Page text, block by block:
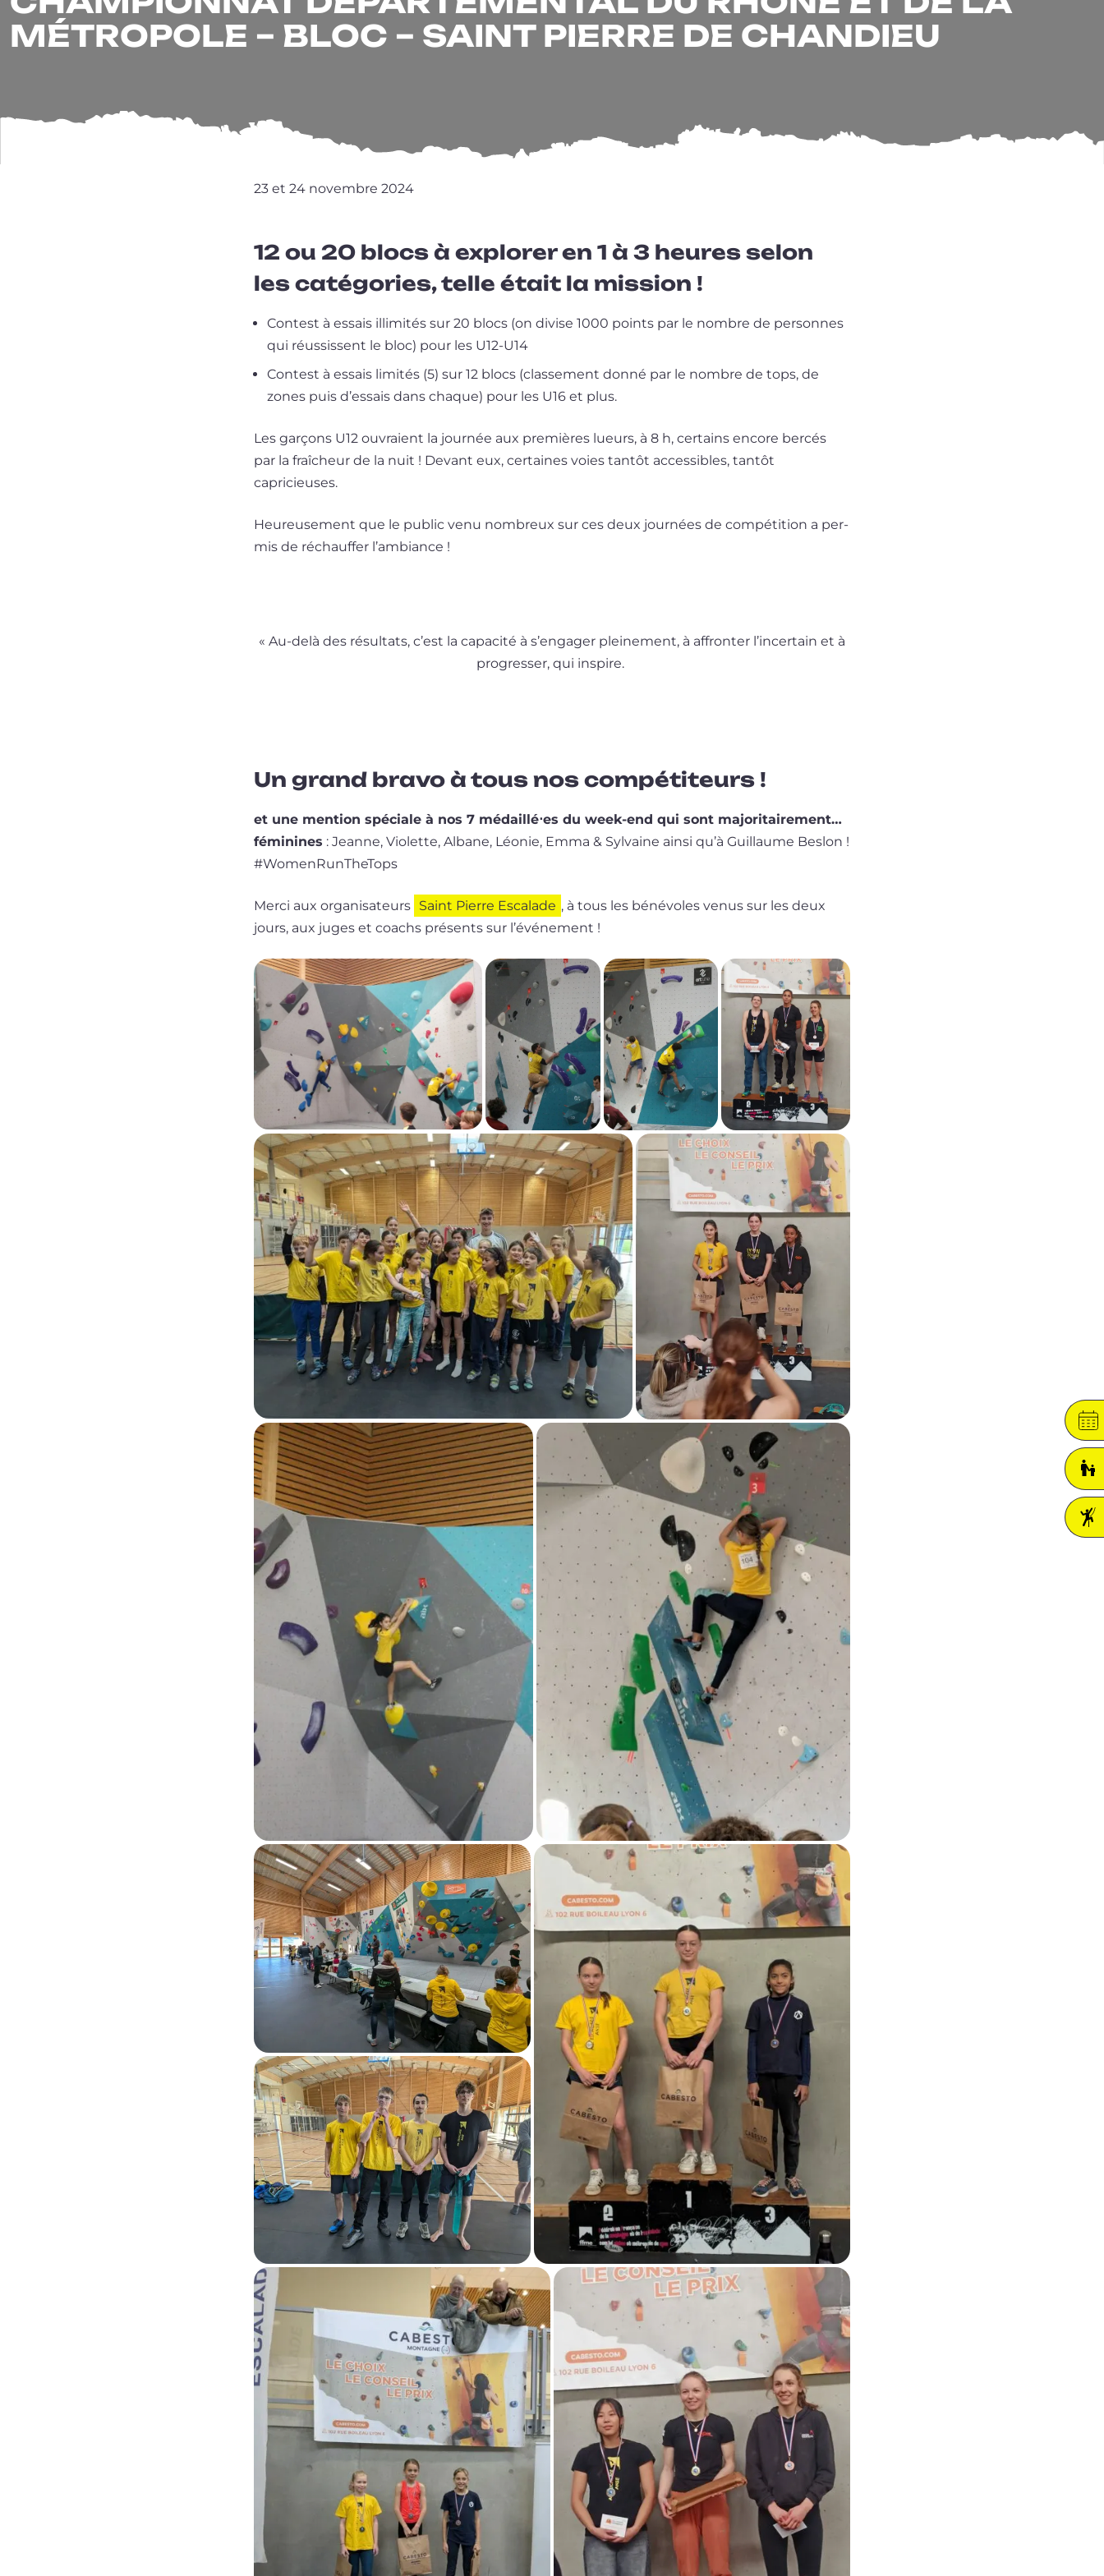
MÉTROPOLE – BLOC – SAINT PIERRE DE CHANDIEU
23 et 24 novembre 2024
12 ou 20 blocs à explorer en 1 à 3 heures selon
les catégories, telle était la mission !
Contest à essais illi­mi­tés sur 20 blocs (on divise 1000 points par le nombre de per­sonnes
qui réus­sissent le bloc) pour les U12-U14
Contest à essais limi­tés (5) sur 12 blocs (clas­se­ment don­né par le nombre de tops, de
zones puis d’es­sais dans chaque) pour les U16 et plus.
Les gar­çons U12 ouvraient la jour­née aux pre­mières lueurs, à 8 h, cer­tains encore ber­cés
par la fraî­cheur de la nuit ! Devant eux, cer­taines voies tan­tôt acces­sibles, tan­tôt
capricieuses.
Heureusement que le public venu nom­breux sur ces deux jour­nées de com­pé­ti­tion a per­
mis de réchauf­fer l’ambiance !
« Au-delà des résul­tats, c’est la capa­ci­té à s’engager plei­ne­ment, à affron­ter l’incertain et à
pro­gres­ser, qui inspire.
Un grand bravo à tous nos compétiteurs !
et une men­tion spé­ciale à nos 7 médaillé⋅es du week-end qui sont majo­ri­tai­re­ment…
fémi­nines : Jeanne, Violette, Albane, Léonie, Emma & Sylvaine ain­si qu’à Guillaume Beslon !
#WomenRunTheTops
Merci aux orga­ni­sa­teurs Saint Pierre Escalade , à tous les béné­voles venus sur les deux
jours, aux juges et coachs pré­sents sur l’événement !